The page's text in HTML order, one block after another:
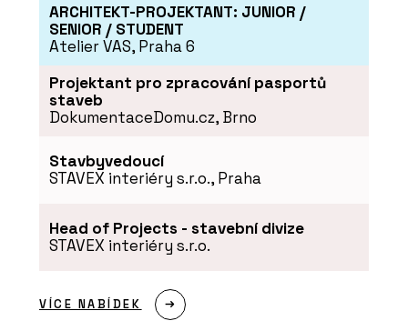
ARCHITEKT-PROJEKTANT: JUNIOR /
SENIOR / STUDENT
Atelier VAS, Praha 6
Projektant pro zpracování pasportů
staveb
DokumentaceDomu.cz, Brno
Stavbyvedoucí
STAVEX interiéry s.r.o., Praha
Head of Projects - stavební divize
STAVEX interiéry s.r.o.
VÍCE NABÍDEK